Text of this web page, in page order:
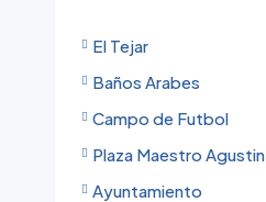
El Tejar
Baños Arabes
Campo de Futbol
Plaza Maestro Agustin
Ayuntamiento